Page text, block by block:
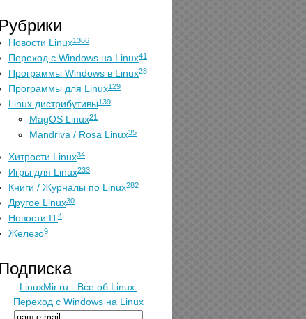
Рубрики
Новости Linux1366
Переход с Windows на Linux41
Программы Windows в Linux28
Программы для Linux129
Linux дистрибутивы139
MagOS Linux21
Mandriva / Rosa Linux35
Хитрости Linux34
Игры для Linux233
Книги / Журналы по Linux282
Другое Linux30
Новости IT4
Железо9
Подписка
LinuxMir.ru - Все об Linux.
Переход с Windows на Linux